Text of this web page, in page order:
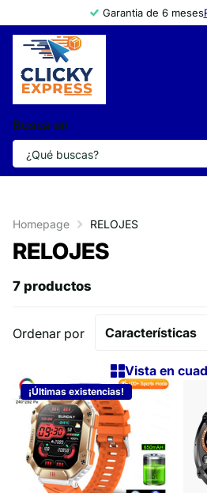
Garantia de 6 meses
Busca en
Homepage RELOJES
RELOJES
7 productos
Vista en
Ordenar por
¡Últimas existencias!